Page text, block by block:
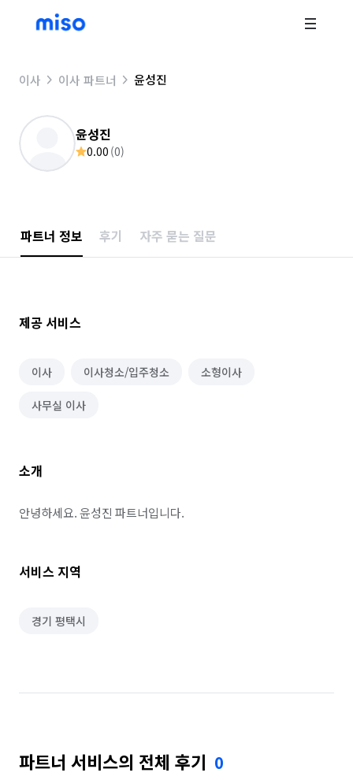
이사 이사 파트너 윤성진
윤성진
0.00 (0)
파트너 정보 후기 자주 묻는 질문
제공 서비스
이사 이사청소/입주청소 소형이사
사무실 이사
소개
안녕하세요. 윤성진 파트너입니다.
서비스 지역
경기 평택시
파트너 서비스의 전체 후기 0